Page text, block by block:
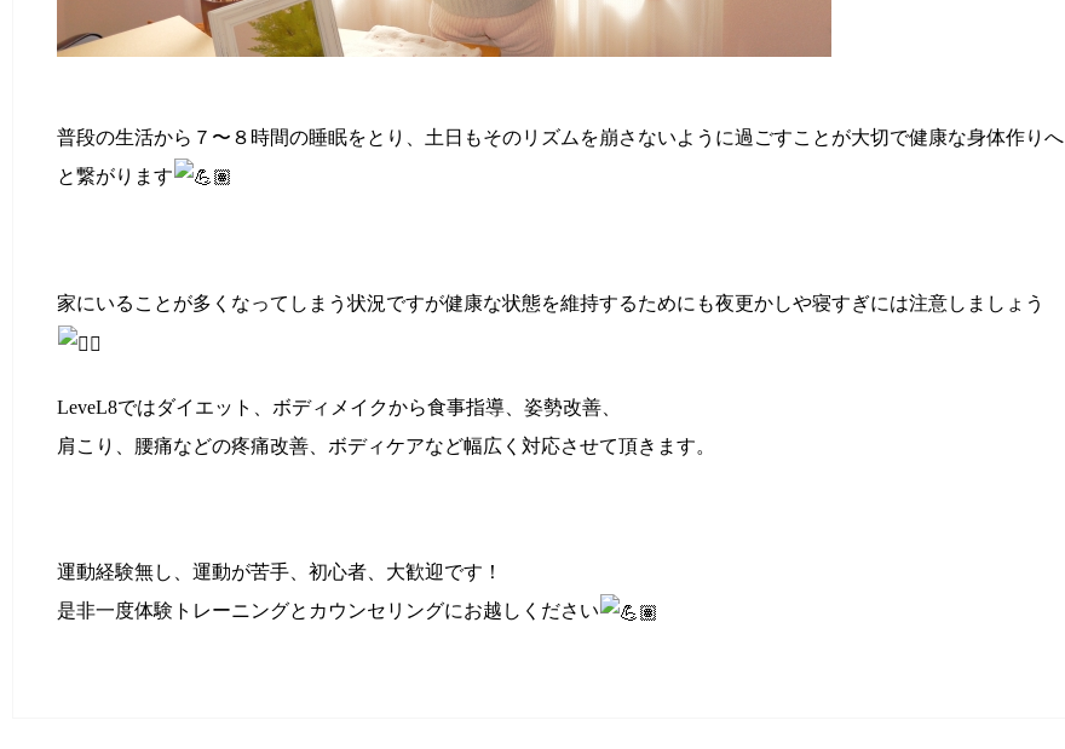
普段の生活から７〜８時間の睡眠をとり、土日もそのリズムを崩さないように過ごすことが大切で健康な身体作りへ
と繋がります
家にいることが多くなってしまう状況ですが健康な状態を維持するためにも夜更かしや寝すぎには注意しましょう
LeveL8ではダイエット、ボディメイクから食事指導、姿勢改善、
肩こり、腰痛などの疼痛改善、ボディケアなど幅広く対応させて頂きます。
運動経験無し、運動が苦手、初心者、大歓迎です！
是非一度体験トレーニングとカウンセリングにお越しください